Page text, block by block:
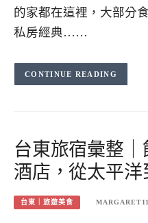
的家都在這裡，大部分
私房經典……
CONTINUE READING
台東旅宿彙整
酒店，從太平
台東｜旅遊美食